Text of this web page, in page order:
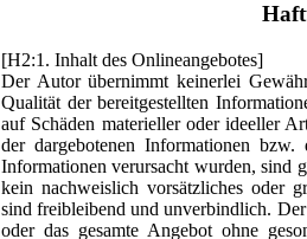
[H2:1. Inhalt des Onlineangebotes]
Der Autor übernimmt keinerlei
Qualität der bereitgestellten
auf Schäden materieller oder ideeller
der dargebotenen Informationen
Informationen verursacht wurden, sind
kein nachweislich vorsätzliches oder
sind freibleibend und unverbindlich.
oder das gesamte Angebot ohne